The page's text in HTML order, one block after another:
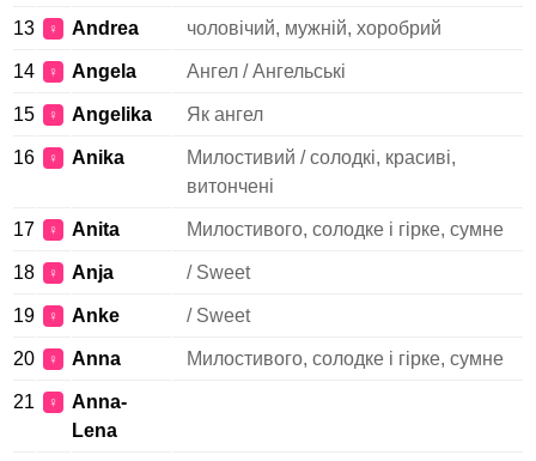
13 ♀ Andrea чоловічий, мужній, хоробрий
14 ♀ Angela Ангел / Ангельські
15 ♀ Angelika Як ангел
16 ♀ Anika
Милостивий / солодкі, красиві,
витончені
17 ♀ Anita Милостивого, солодке і гірке, сумне
18 ♀ Anja / Sweet
19 ♀ Anke / Sweet
20 ♀ Anna Милостивого, солодке і гірке, сумне
21 ♀
Anna-
Lena